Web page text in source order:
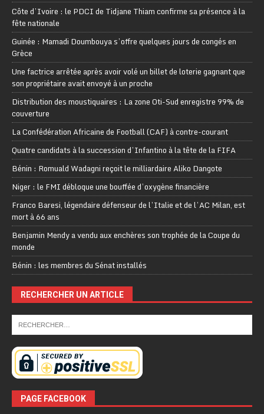
Côte d’Ivoire : le PDCI de Tidjane Thiam confirme sa présence à la
fête nationale
Guinée : Mamadi Doumbouya s’offre quelques jours de congés en
Grèce
Une factrice arrêtée après avoir volé un billet de loterie gagnant que
son propriétaire avait envoyé à un proche
Distribution des moustiquaires : La zone Oti-Sud enregistre 99% de
couverture
La Confédération Africaine de Football (CAF) à contre-courant
Quatre candidats à la succession d’Infantino à la tête de la FIFA
Bénin : Romuald Wadagni reçoit le milliardaire Aliko Dangote
Niger : le FMI débloque une bouffée d’oxygène financière
Franco Baresi, légendaire défenseur de l’Italie et de l’AC Milan, est
mort à 66 ans
Benjamin Mendy a vendu aux enchères son trophée de la Coupe du
monde
Bénin : les membres du Sénat installés
RECHERCHER UN ARTICLE
PAGE FACEBOOK